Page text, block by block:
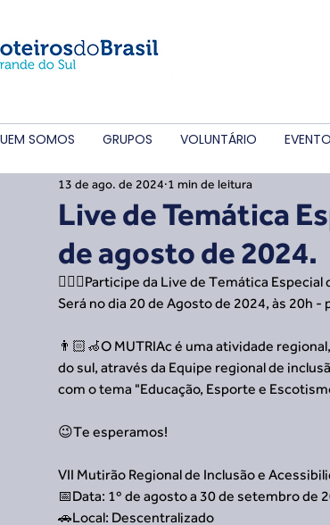
SOMOS GRUPOS VOLUNTÁRIO
Live de Temática
de agosto de 2024.
13 de ago. de 2024 1 min de leitura
🙋🏽‍♀️Participe da Live de Temática Especial
Será no dia 20 de Agosto de 2024, às 20h -
👨🏻‍🦽O MUTRIAc é uma atividade
do sul, através da Equipe regional de
com o tema "Educação, Esporte e
😉Te esperamos!
VII Mutirão Regional de Inclusão e
📅Data: 1º de agosto a 30 de setembro de
🚗Local: Descentralizado